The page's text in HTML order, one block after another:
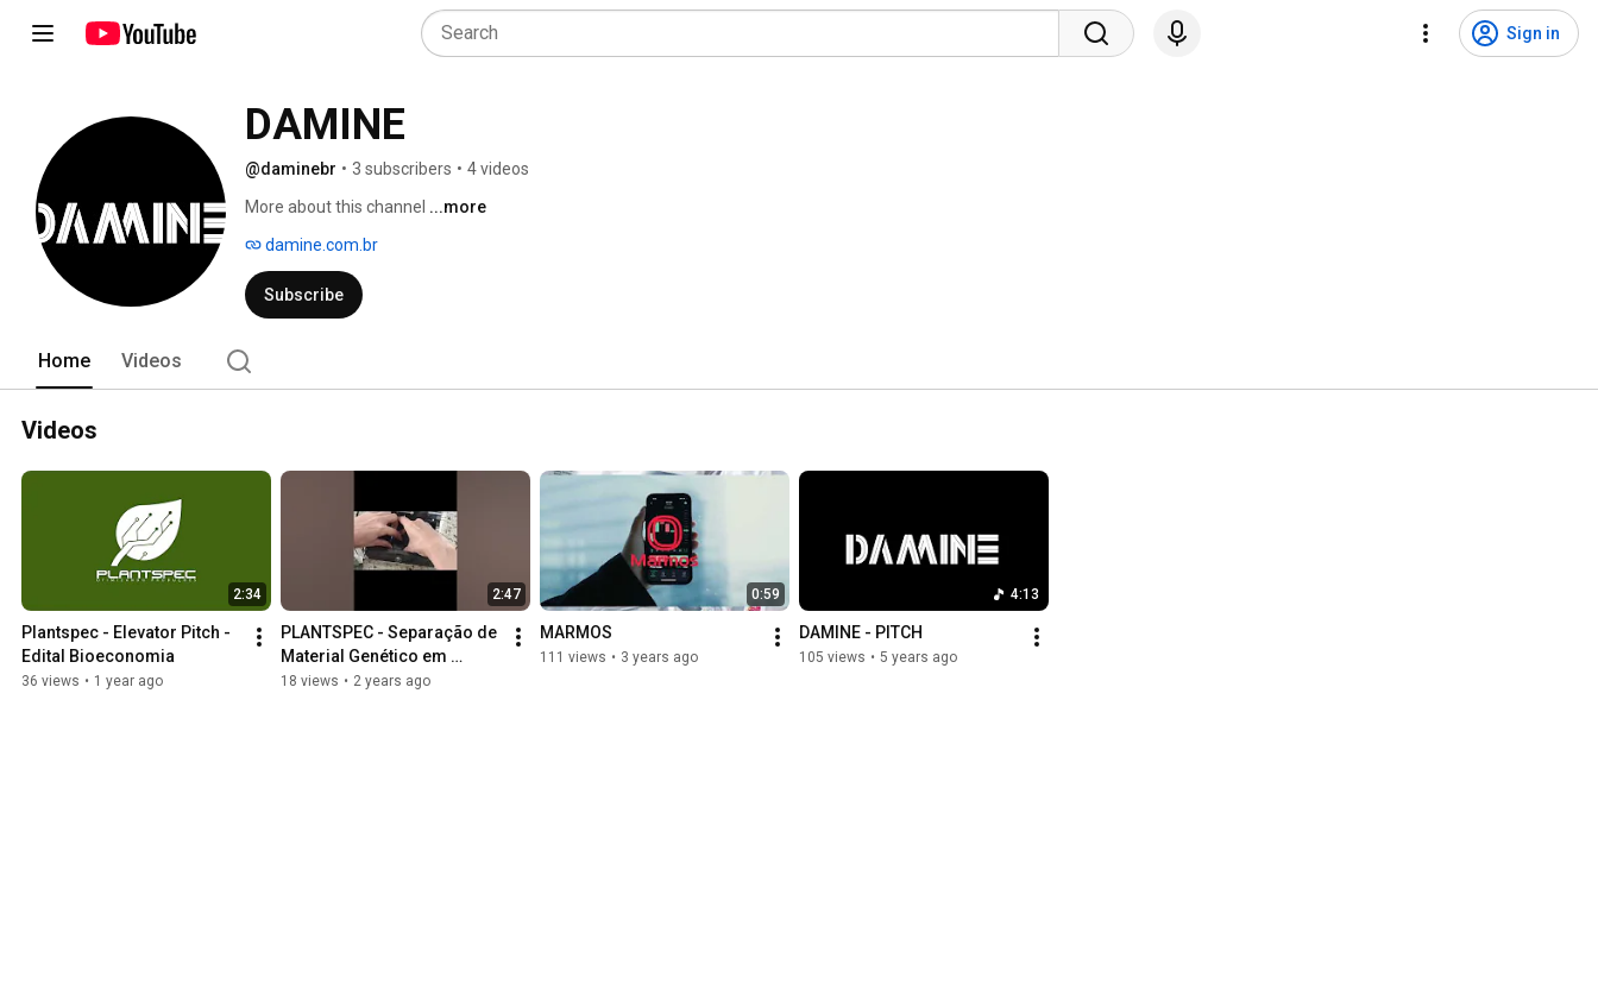
Sign in
DAMINE
@daminebr • 3 subscribers • 4 videos
More about this channel ...more
damine.com.br
Subscribe
Home Videos
Videos
2:34
Plantspec - Elevator Pitch -
Edital Bioeconomia
36 views • 1 year ago
2:47
PLANTSPEC - Separação de
Material Genético em
Viveiro de Pesquisa da
18 views • 2 years ago
0:59
MARMOS
111 views • 3 years ago
4:13
DAMINE - PITCH
105 views • 5 years ago